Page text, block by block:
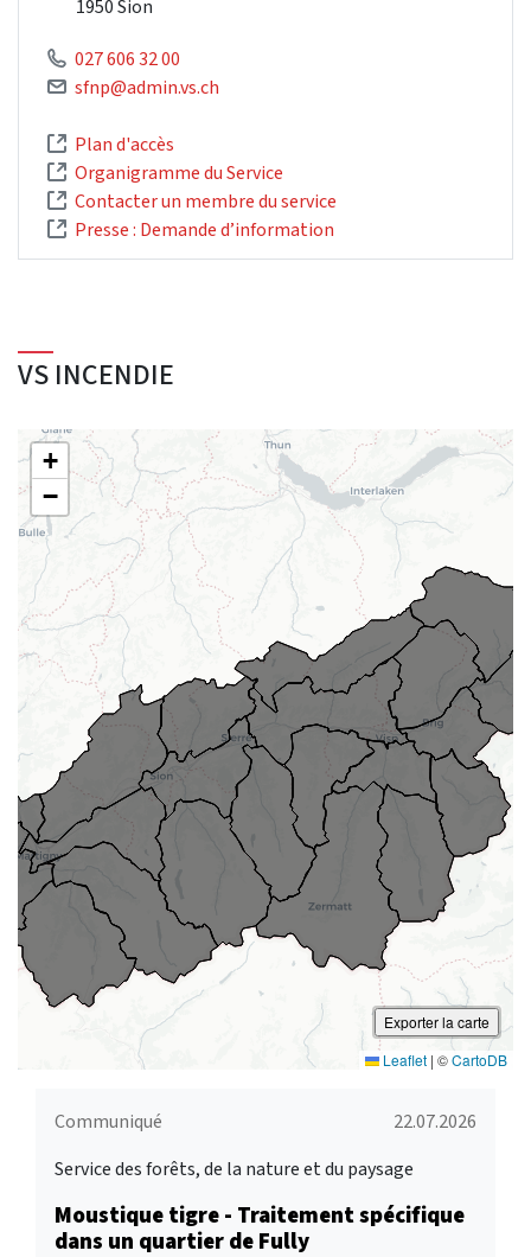
1950 Sion
027 606 32 00
sfnp@admin.vs.ch
Plan d'accès
Organigramme du Service
Contacter un membre du service
Presse : Demande d’information
VS INCENDIE
+
−
Exporter la carte
Leaflet | ©CartoDB
Communiqué
22.07.2026
Service des forêts, de la nature et du paysage
Moustique tigre - Traitement spécifique
dans un quartier de Fully